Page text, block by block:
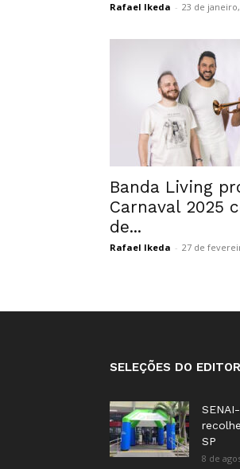
Rafael Ikeda - 23 de
Banda Living
Carnaval 2025
de...
Rafael Ikeda - 27 de
SELEÇÕES DO EDITOR
SP
8 de